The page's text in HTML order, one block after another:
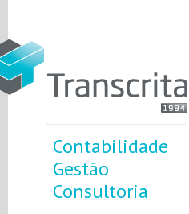
Contabilidade
Gestão
Consultoria